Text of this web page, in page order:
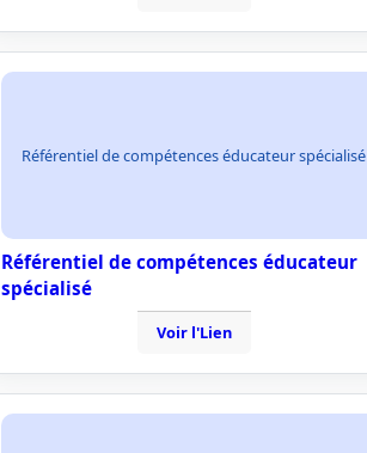
Référentiel de compétences éducateur spécialisé
Référentiel de compétences éducateur
spécialisé
Voir l'Lien